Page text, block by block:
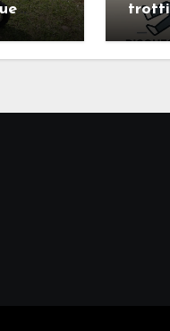
à
que